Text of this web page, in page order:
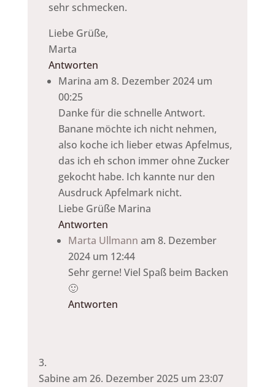
sehr schmecken.
Liebe Grüße,
Marta
Antworten
Marina am 8. Dezember 2024 um
00:25
Danke für die schnelle Antwort.
Banane möchte ich nicht nehmen,
also koche ich lieber etwas Apfelmus,
das ich eh schon immer ohne Zucker
gekocht habe. Ich kannte nur den
Ausdruck Apfelmark nicht.
Liebe Grüße Marina
Antworten
Marta Ullmann am 8. Dezember
2024 um 12:44
Sehr gerne! Viel Spaß beim Backen
🙂
Antworten
Sabineam 26. Dezember 2025 um 23:07